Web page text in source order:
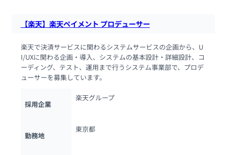
【楽天】楽天ペイメント プロデューサー
楽天で決済サービスに関わるシステムサービスの企画から、U
I/UXに関わる企画・導入、システムの基本設計・詳細設計、コ
ーディング、テスト、運用まで行うシステム事業部で、プロデ
ューサーを募集しています。
採用企業
楽天グループ
勤務地
東京都